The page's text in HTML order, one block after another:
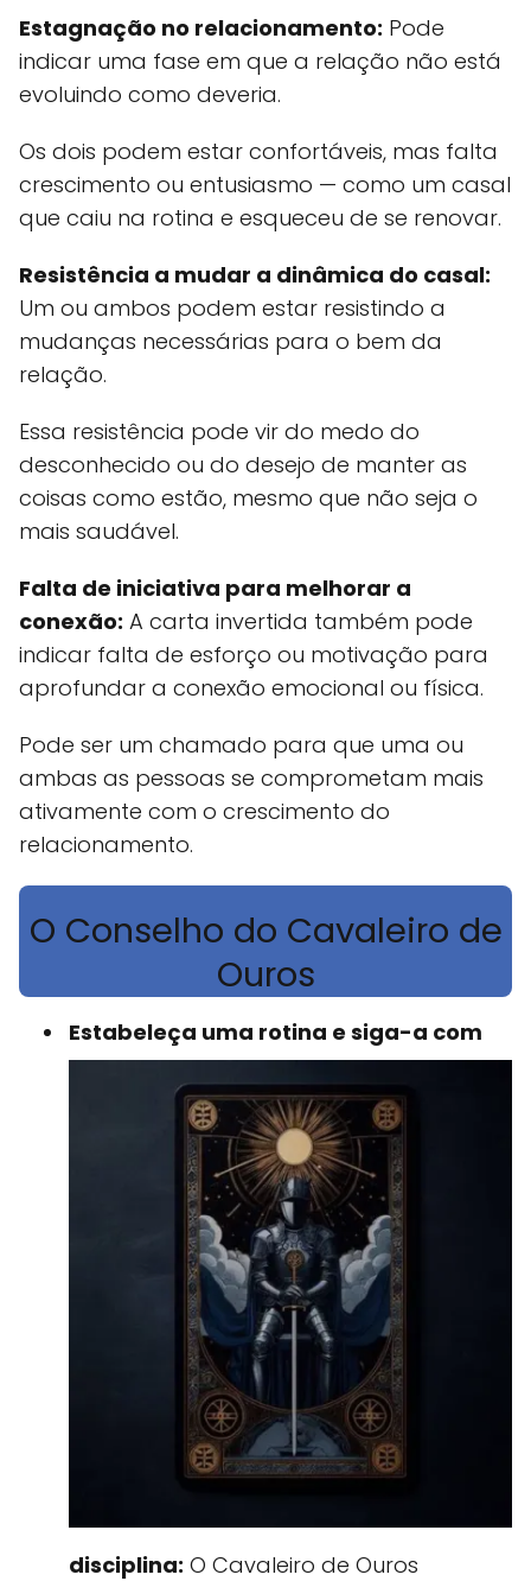
Estagnação no relacionamento: Pode
indicar uma fase em que a relação não está
evoluindo como deveria.
Os dois podem estar confortáveis, mas falta
crescimento ou entusiasmo — como um casal
que caiu na rotina e esqueceu de se renovar.
Resistência a mudar a dinâmica do casal:
Um ou ambos podem estar resistindo a
mudanças necessárias para o bem da
relação.
Essa resistência pode vir do medo do
desconhecido ou do desejo de manter as
coisas como estão, mesmo que não seja o
mais saudável.
Falta de iniciativa para melhorar a
conexão: A carta invertida também pode
indicar falta de esforço ou motivação para
aprofundar a conexão emocional ou física.
Pode ser um chamado para que uma ou
ambas as pessoas se comprometam mais
ativamente com o crescimento do
relacionamento.
O Conselho do Cavaleiro de
Ouros
Estabeleça uma rotina e siga-a com
disciplina: O Cavaleiro de Ouros